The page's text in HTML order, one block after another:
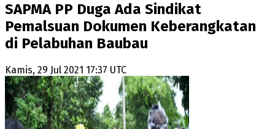
SAPMA PP Duga Ada Sindikat
Pemalsuan Dokumen Keberangkatan
di Pelabuhan Baubau
Kamis, 29 Jul 2021 17:37 UTC